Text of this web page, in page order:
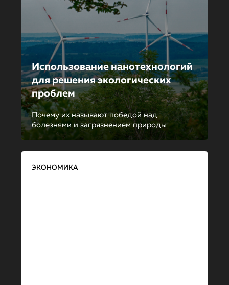
Использование нанотехнологий
для решения экологических
проблем
Почему их называют победой над
болезнями и загрязнением природы
ЭКОНОМИКА